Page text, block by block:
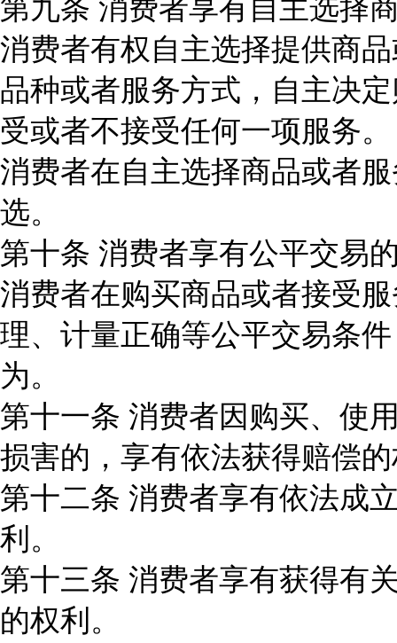
第九条 消费者享有自主选择
消费者有权自主选择提供商
品种或者服务方式，自主决
受或者不接受任何一项服务。
消费者在自主选择商品或者
选。
第十条 消费者享有公平交易
消费者在购买商品或者接受
理、计量正确等公平交易条
为。
第十一条 消费者因购买、使
损害的，享有依法获得赔偿
第十二条 消费者享有依法成
利。
第十三条 消费者享有获得有
的权利。